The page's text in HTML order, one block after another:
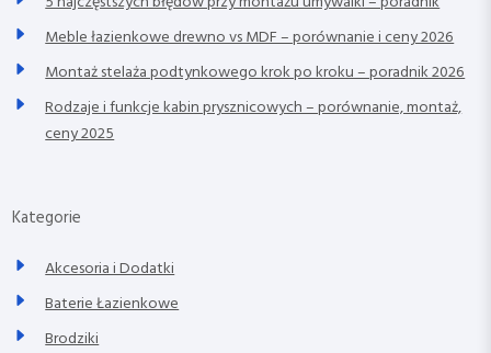
Meble łazienkowe drewno vs MDF – porównanie i ceny 2026
Montaż stelaża podtynkowego krok po kroku – poradnik 2026
Rodzaje i funkcje kabin prysznicowych – porównanie, montaż,
ceny 2025
Kategorie
Akcesoria i Dodatki
Baterie Łazienkowe
Brodziki